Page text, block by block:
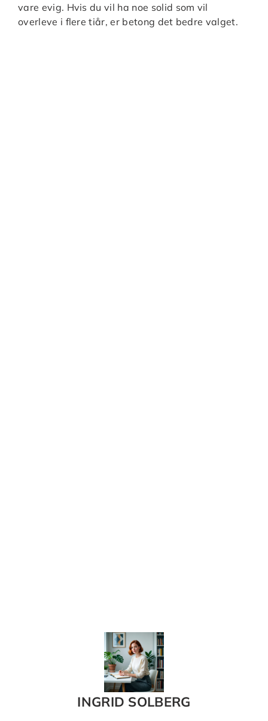
vare evig. Hvis du vil ha noe solid som vil
overleve i flere tiår, er betong det bedre valget.
INGRID SOLBERG